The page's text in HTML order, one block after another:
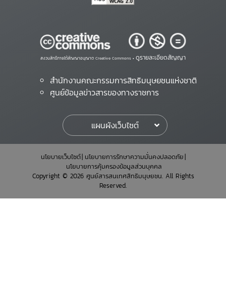
สงวนสิทธิ์ภายใต้สัญญาอนุญาต Creative Commons • ดูรายละเอียดสัญญา
สำนักงานคณะกรรมการสิทธิมนุษยชนแห่งชาติ
ศูนย์ข้อมูลข่าวสารของทางราชการ
แผนผังเว็บไซต์
นโยบายเว็บไซต์ นโยบายการรักษาความมั่นคงปลอดภัย
นโยบายการคุ้มครองข้อมูลส่วนบุคคล
Copyright © 2026 ศูนย์สารสนเทศสิทธิมนุษยชน. All Rights
Reserved.